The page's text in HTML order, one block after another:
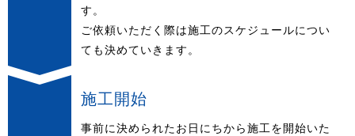
す。
ご依頼いただく際は施工のスケジュールについ
ても決めていきます。
施工開始
事前に決められたお日にちから施工を開始いた